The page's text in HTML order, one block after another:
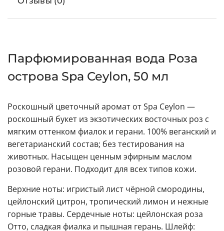
Парфюмированная вода Роза
острова Spa Ceylon, 50 мл
Роскошный цветочный аромат от Spa Ceylon —
роскошный букет из экзотических восточных роз с
мягким оттенком фиалок и герани. 100% веганский и
вегетарианский состав; без тестирования на
животных. Насыщен ценным эфирным маслом
розовой герани. Подходит для всех типов кожи.
Верхние ноты: игристый лист чёрной смородины,
цейлонский цитрон, тропический лимон и нежные
горные травы. Сердечные ноты: цейлонская роза
Отто, сладкая фиалка и пышная герань. Шлейф: